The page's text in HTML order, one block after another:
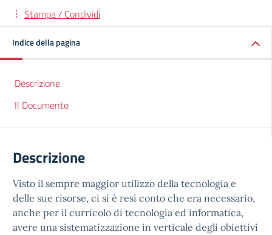
Stampa / Condividi
Indice della pagina
Descrizione
Il Documento
Descrizione
Visto il sempre maggior utilizzo della tecnologia e
delle sue risorse, ci si è resi conto che era necessario,
anche per il curricolo di tecnologia ed informatica,
avere una sistematizzazione in verticale degli obiettivi